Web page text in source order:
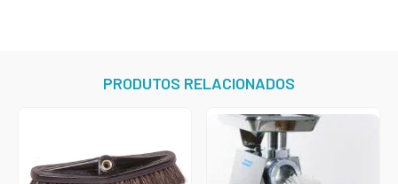
PRODUTOS RELACIONADOS